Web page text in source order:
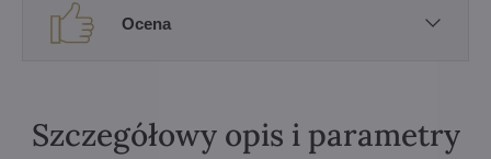
Ocena
Szczegółowy opis i parametry